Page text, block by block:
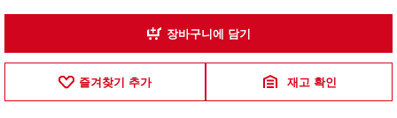
장바구니에 담기
즐겨찾기 추가 재고 확인